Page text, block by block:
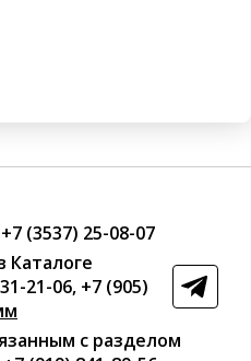
+7 (3537) 25-08-07
21-06, +7 (905)
с разделом